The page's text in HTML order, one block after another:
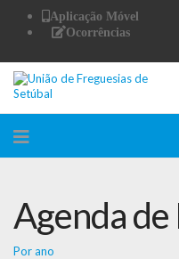
Aplicação Móvel
Ocorrências
Agenda de
Por ano